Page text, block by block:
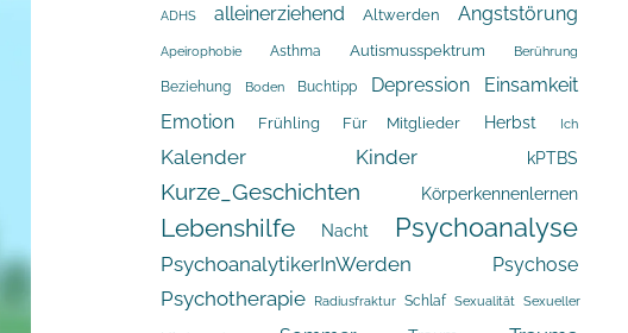
ADHS alleinerziehend Altwerden Angststörung
Apeirophobie Asthma Autismusspektrum Berührung
Beziehung Boden Buchtipp Depression
Einsamkeit
Emotion
Frühling Für Mitglieder Herbst Ich
Kalender Kinder kPTBS
Kurze_Geschichten Körperkennenlernen
Lebenshilfe Nacht Psychoanalyse
PsychoanalytikerInWerden Psychose
Psychotherapie Radiusfraktur Schlaf Sexualität Sexueller